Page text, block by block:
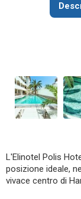
L'Elinotel Polis
posizione ideale,
vivace centro di